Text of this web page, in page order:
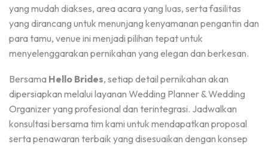
yang mudah diakses, area acara yang luas, serta fasilitas
yang dirancang untuk menunjang kenyamanan pengantin dan
para tamu, venue ini menjadi pilihan tepat untuk
menyelenggarakan pernikahan yang elegan dan berkesan.
Bersama Hello Brides, setiap detail pernikahan akan
dipersiapkan melalui layanan Wedding Planner & Wedding
Organizer yang profesional dan terintegrasi. Jadwalkan
konsultasi bersama tim kami untuk mendapatkan proposal
serta penawaran terbaik yang disesuaikan dengan konsep